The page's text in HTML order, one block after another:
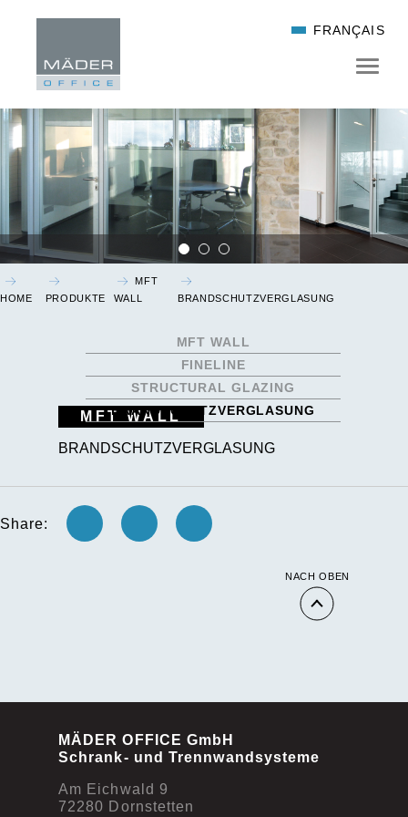
Über Uns
Karriere
Ansprechpartner
Soziales Engagement
M-OTION I+II
MFT Wall
TTS Wall
Monowa
Glasverkleidungen
Adresse/Anfahrt
FRANÇAIS
HOME PRODUKTE
MFT
WALL
BRANDSCHUTZVERGLASUNG
MFT WALL
FINELINE
STRUCTURAL GLAZING
BRANDSCHUTZVERGLASUNG
MFT WALL
BRANDSCHUTZVERGLASUNG
Share:
NACH OBEN
MÄDER OFFICE GmbH
Schrank- und Trennwandsysteme
Am Eichwald 9
72280 Dornstetten